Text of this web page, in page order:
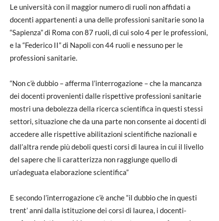
Le università con il maggior numero di ruoli non affidati a
docenti appartenenti a una delle professioni sanitarie sono la
“Sapienza” di Roma con 87 ruoli, di cui solo 4 per le professioni,
e la “Federico II” di Napoli con 44 ruoli e nessuno per le
professioni sanitarie.
“Non c’è dubbio – afferma l’interrogazione – che la mancanza
dei docenti provenienti dalle rispettive professioni sanitarie
mostri una debolezza della ricerca scientifica in questi stessi
settori, situazione che da una parte non consente ai docenti di
accedere alle rispettive abilitazioni scientifiche nazionali e
dall’altra rende più deboli questi corsi di laurea in cui il livello
del sapere che li caratterizza non raggiunge quello di
un’adeguata elaborazione scientifica”
E secondo l’interrogazione c’è anche “il dubbio che in questi
trent’ anni dalla istituzione dei corsi di laurea, i docenti-